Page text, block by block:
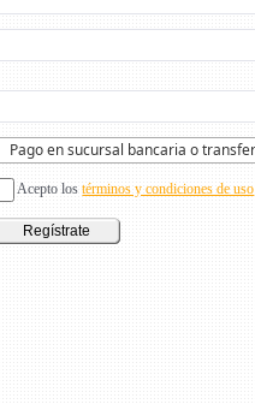
Acepto lostérminos y condiciones de uso